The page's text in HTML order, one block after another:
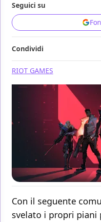
Seguici su
Condividi
RIOT GAMES
Con il seguente
svelato i propri piani